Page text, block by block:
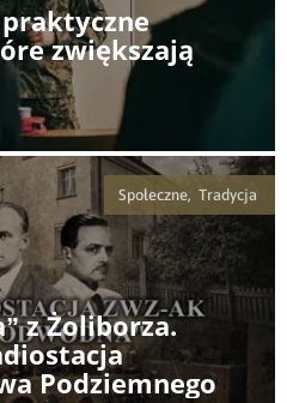
zwiększają
Społeczne, Tradycja
z Żoliborza.
Podziemnego